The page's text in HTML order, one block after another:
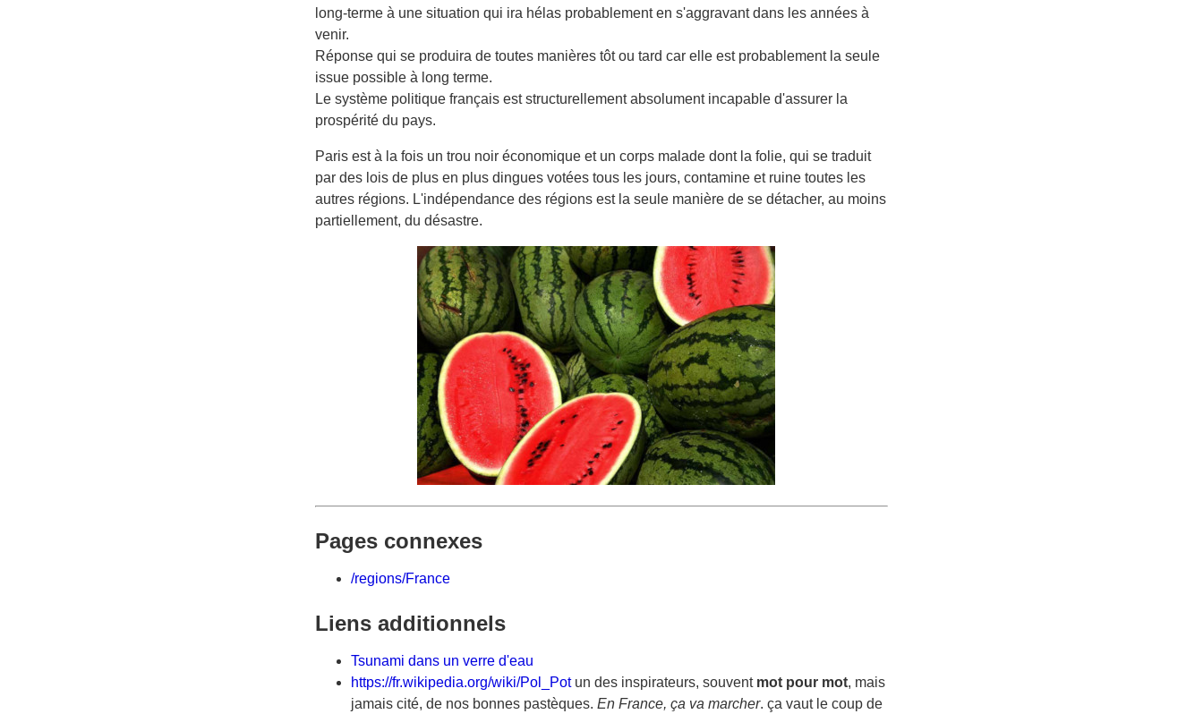
long-terme à une situation qui ira hélas probablement en s'aggravant dans les années à
venir.
Réponse qui se produira de toutes manières tôt ou tard car elle est probablement la seule
issue possible à long terme.
Le système politique français est structurellement absolument incapable d'assurer la
prospérité du pays.
Paris est à la fois un trou noir économique et un corps malade dont la folie, qui se traduit
par des lois de plus en plus dingues votées tous les jours, contamine et ruine toutes les
autres régions. L'indépendance des régions est la seule manière de se détacher, au moins
partiellement, du désastre.
Pages connexes
/regions/France
Liens additionnels
Tsunami dans un verre d'eau
https://fr.wikipedia.org/wiki/Pol_Potun des inspirateurs, souvent mot pour mot, mais
jamais cité, de nos bonnes pastèques. En France, ça va marcher. ça vaut le coup de